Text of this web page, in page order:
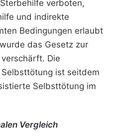
verboten,
und indirekte
Bedingungen erlaubt
das Gesetz zur
Die
ist seitdem
Selbsttötung im
Vergleich